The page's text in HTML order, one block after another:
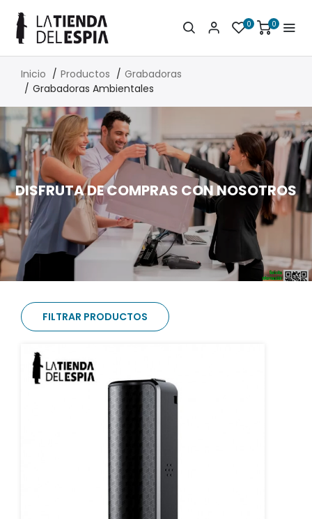
0 0
Inicio Productos
Grabadoras
Grabadoras Ambientales
DISFRUTA DE COMPRAS CON NOSOTROS
FILTRAR PRODUCTOS